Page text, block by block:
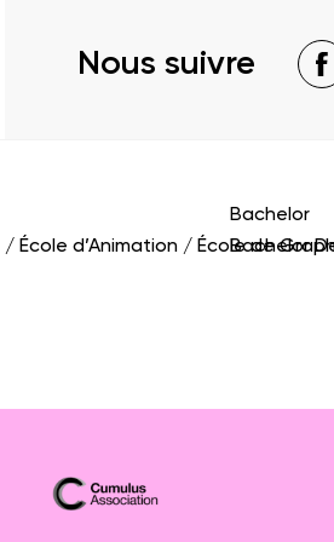
Nous suivre
École d’Animation École de
Bachelor
Bachelor